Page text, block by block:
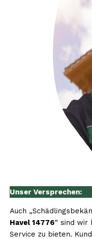
Unser Versprechen:
Auch
Havel 14776“ sind wir
Service zu bieten.